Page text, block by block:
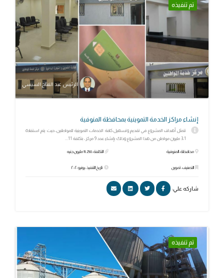
تم تنفيذه
الرئيس عبد الفتاح السيسي
إنشاء مراكز الخدمة التموينية بمحافظة المنوفية
تتمثل أهداف المشروع في تقديم وتسهيل كافة الخدمات التموينية للمواطنين، حيث يتم استفادة
3،1 مليون مواطن من هذا المشروع وذلك بإنشاء عدد 9 مركز، بتكلفة 11...
محافظة: المنوفية
التصنيف: تموين
التكلفة: 11.250 مليون جنيه
تاريخ التنفيذ: يونيو ٢٠٢٠
شاركه علي:
تم تنفيذه